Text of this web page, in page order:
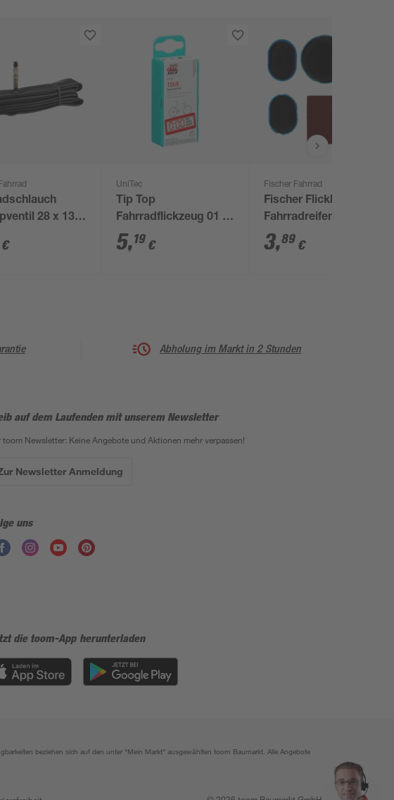
28 x 13/8
€
UniTec
Tip Top
Fahrradflickzeug 01 7-
teilig
5,19 €
Fischer Fahrrad
Fischer Flickbox für
Fahrradreifen 5-tlg.
3,89 €
Abholung im Markt in 2 Stunden
auf dem Laufenden mit unserem Newsletter
toom Newsletter: Keine Angebote und Aktionen mehr verpassen!
Newsletter Anmeldung
uns
die toom-App herunterladen
beziehen sich auf den unter "Mein Markt" ausgewählten toom Baumarkt. Alle Angebote